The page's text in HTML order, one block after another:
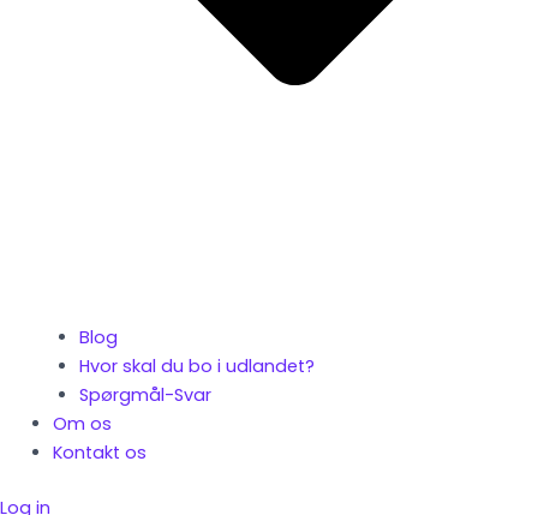
Blog
Hvor skal du bo i udlandet?
Spørgmål-Svar
Om os
Kontakt os
Log in